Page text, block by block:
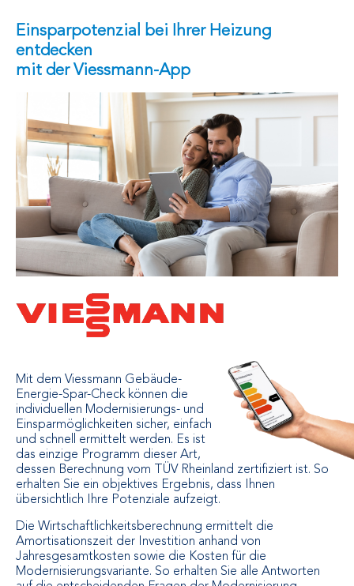
Einsparpotenzial bei Ihrer Heizung
entdecken
mit der Viessmann-App
Mit dem Viessmann Gebäude-
Energie-Spar-Check können die
individuellen Modernisierungs- und
Einsparmöglichkeiten sicher, einfach
und schnell ermittelt werden. Es ist
das einzige Programm dieser Art,
dessen Berechnung vom TÜV Rheinland zertifiziert ist. So
erhalten Sie ein objektives Ergebnis, dass Ihnen
übersichtlich Ihre Potenziale aufzeigt.
Die Wirtschaftlichkeitsberechnung ermittelt die
Amortisationszeit der Investition anhand von
Jahresgesamtkosten sowie die Kosten für die
Modernisierungsvariante. So erhalten Sie alle Antworten